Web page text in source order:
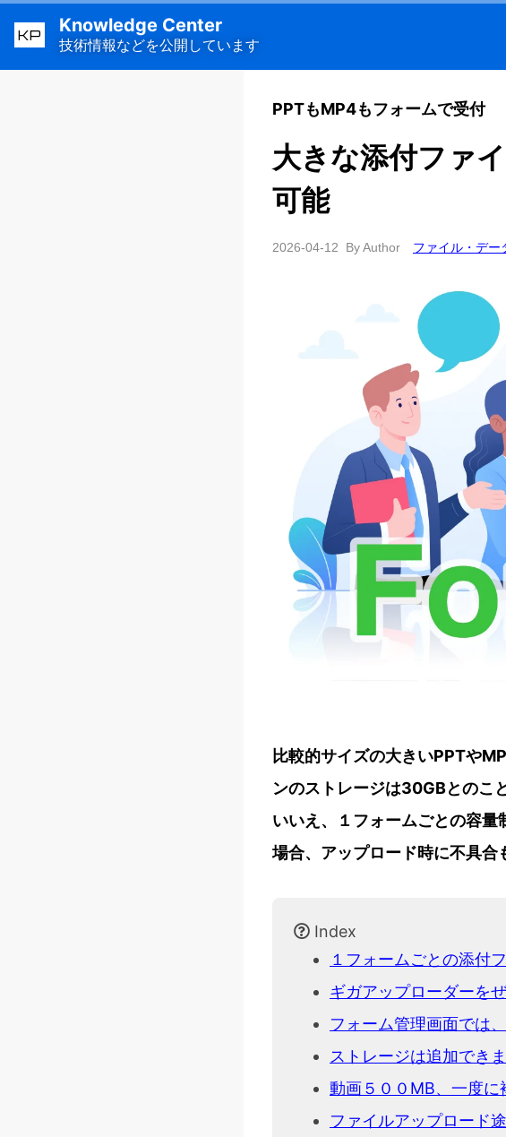
KP Knowledge Center
技術情報などを公開しています
PPTもMP4もフォームで受付
大きな添付ファ
可能
2026-04-12 By Author ファイル・デー
比較的サイズの大きいPPTや
ンのストレージは30GBとのこ
いいえ、１フォームごとの容
場合、アップロード時に不具合
Index
１フォームごとの添付
ギガアップローダーを
フォーム管理画面では
ストレージは追加でき
動画５００MB、一度に
ファイルアップロード